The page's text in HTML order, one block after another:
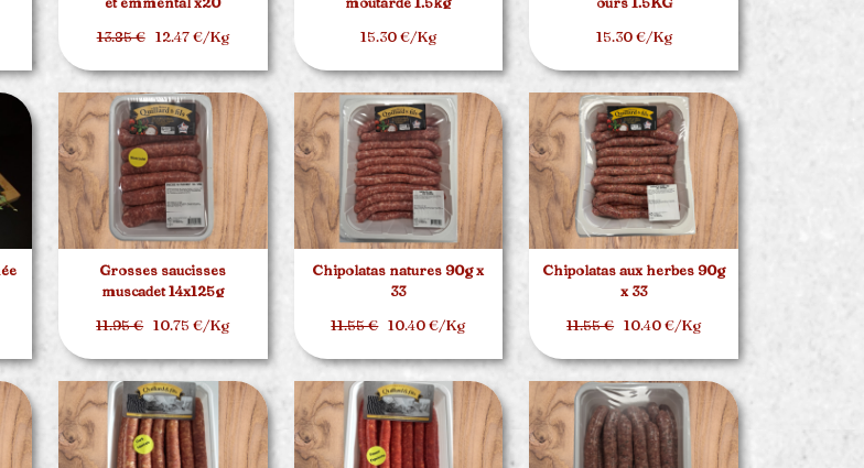
13.85 €12.47 €/Kg
15.30 €/Kg
15.30 €/Kg
Grosses saucisses
muscadet 14x125g
11.95 €10.75 €/Kg
Chipolatas natures 90g x
33
11.55 €10.40 €/Kg
Chipolatas aux herbes 90g
x 33
11.55 €10.40 €/Kg